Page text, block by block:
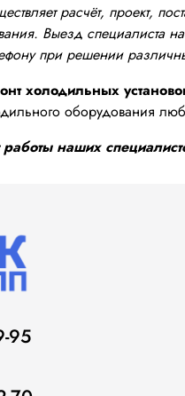
расчёт, проект,
Выезд специалиста
при решении
холодильных
оборудования
наших
95